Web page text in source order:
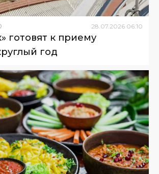
28.07.2026 06:10
готовят к приему
год